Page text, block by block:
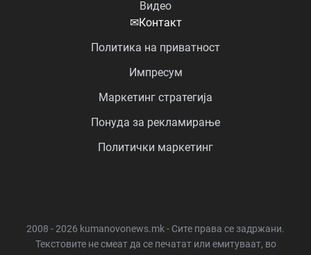
Видео
✉Контакт
Политика на приватност
Импресум
Маркетинг стратегија
Понуда за рекламирање
Политички маркетинг
2008 - 2026 kumanovonews.mk - Сите права се задржани.
Текстовите не смеат да се печатат или емитуваат, во